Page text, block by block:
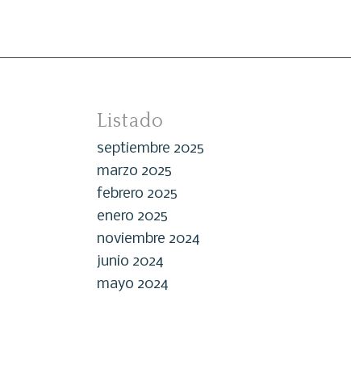
Listado
septiembre 2025
marzo 2025
febrero 2025
enero 2025
noviembre 2024
junio 2024
mayo 2024